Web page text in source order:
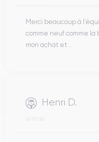
Merci beaucoup à
comme neuf comme
mon achat et ...
Henri D.
12/07/26